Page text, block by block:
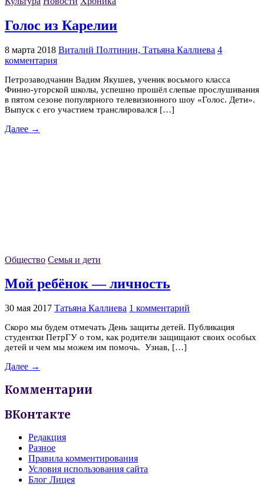
Голос из Карелии
8 марта 2018 Виталий Полтинин, Татьяна Каллиева 4
комментария
Петрозаводчанин Вадим Якушев, ученик восьмого класса
Финно-угорской школы, успешно прошёл слепые прослушивания
в пятом сезоне популярного телевизионного шоу «Голос. Дети».
Выпуск с его участием транслировался […]
Далее →
Общество Семья и дети
Мой ребёнок — личность
30 мая 2017 Татьяна Каллиева 1 комментарий
Скоро мы будем отмечать День защиты детей. Публикация
студентки ПетрГУ о том, как родители защищают своих особых
детей и чем мы можем им помочь. Узнав, […]
Далее →
Комментарии
ВКонтакте
Редакция
Разное
Правила комментирования
Условия использования сайта
Блог Лицея